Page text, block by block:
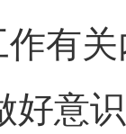
有
好意